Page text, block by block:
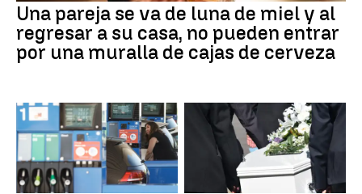
Una pareja se va de luna de miel y al
regresar a su casa, no pueden entrar
por una muralla de cajas de cerveza